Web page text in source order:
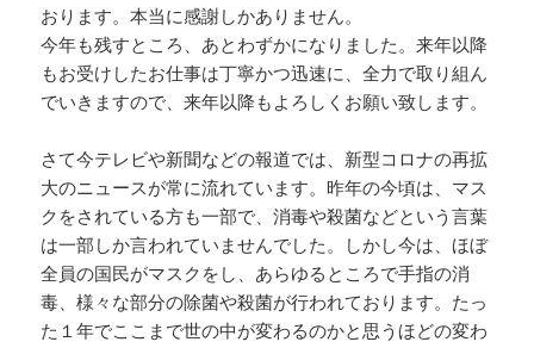
おります。本当に感謝しかありません。
今年も残すところ、あとわずかになりました。来年以降
もお受けしたお仕事は丁寧かつ迅速に、全力で取り組ん
でいきますので、来年以降もよろしくお願い致します。
さて今テレビや新聞などの報道では、新型コロナの再拡
大のニュースが常に流れています。昨年の今頃は、マス
クをされている方も一部で、消毒や殺菌などという言葉
は一部しか言われていませんでした。しかし今は、ほぼ
全員の国民がマスクをし、あらゆるところで手指の消
毒、様々な部分の除菌や殺菌が行われております。たっ
た１年でここまで世の中が変わるのかと思うほどの変わ